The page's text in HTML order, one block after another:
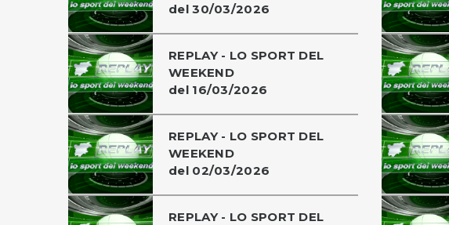
del 30/03/2026
REPLAY - LO SPORT DEL
WEEKEND
del 16/03/2026
REPLAY - LO SPORT DEL
WEEKEND
del 02/03/2026
REPLAY - LO SPORT DEL